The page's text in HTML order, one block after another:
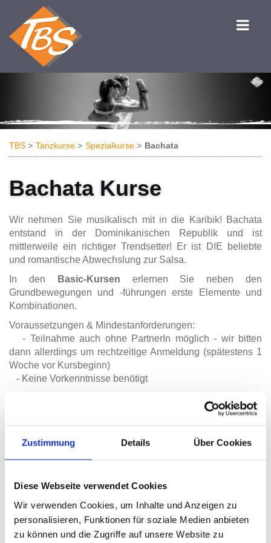
Zustimmung Details Über Cookies
Diese Webseite verwendet Cookies
Wir verwenden Cookies, um Inhalte und Anzeigen zu
personalisieren, Funktionen für soziale Medien anbieten
zu können und die Zugriffe auf unsere Website zu
TBS Tanzkurse Spezialkurse Bachata
Bachata Kurse
Wir nehmen Sie musikalisch mit in die Karibik! Bachata
entstand in der Dominikanischen Republik und ist
mittlerweile ein richtiger Trendsetter! Er ist DIE beliebte
und romantische Abwechslung zur Salsa.
In den
Basic-Kursen erlernen Sie neben den
Grundbewegungen und -führungen erste Elemente und
Kombinationen.
Voraussetzungen & Mindestanforderungen:
- Teilnahme auch ohne PartnerIn möglich - wir bitten
dann allerdings um rechtzeitige Anmeldung (spätestens 1
Woche vor Kursbeginn)
- Keine Vorkenntnisse benötigt
- Vorkenntnisse durch Bachata Basic-Kurs oder
vergleichbare Kurse / Workshops
Tänzer*innen mit langjähriger Erfahrung in der Bachata
können sich gut zu diesen Kursen anmelden, da der
Untericht individueller aufgebaut ist und Elemente und
Kombinationen dem entsprechenden Niveau der